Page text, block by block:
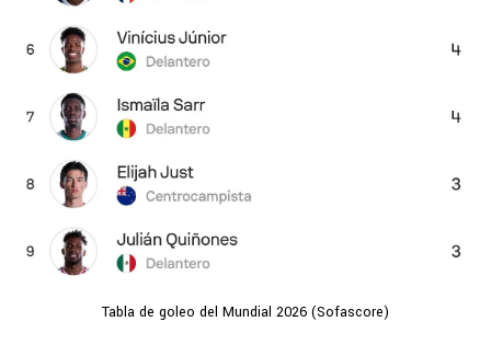
Tabla de goleo del Mundial 2026 (Sofascore)